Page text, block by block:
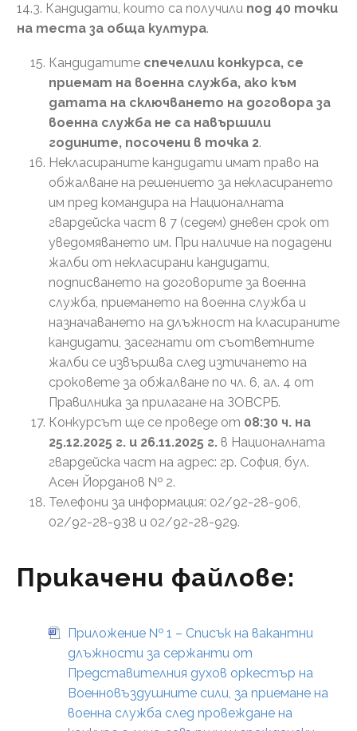
14.3. Кандидати, които са получили под 40 точки
на теста за обща култура.
Кандидатите спечелили конкурса, се
приемат на военна служба, ако към
датата на сключването на договора за
военна служба не са навършили
годините, посочени в точка 2.
Некласираните кандидати имат право на
обжалване на решението за некласирането
им пред командира на Националната
гвардейска част в 7 (седем) дневен срок от
уведомяването им. При наличие на подадени
жалби от некласирани кандидати,
подписването на договорите за военна
служба, приемането на военна служба и
назначаването на длъжност на класираните
кандидати, засегнати от съответните
жалби се извършва след изтичането на
сроковете за обжалване по чл. 6, ал. 4 от
Правилника за прилагане на ЗОВСРБ.
Конкурсът ще се проведе от 08:30 ч. на
25.12.2025 г. и 26.11.2025 г. в Националната
гвардейска част на адрес: гр. София, бул.
Асен Йорданов № 2.
Телефони за информация: 02/92-28-906,
02/92-28-938 и 02/92-28-929.
Прикачени файлове:
Приложение № 1 – Списък на вакантни
длъжности за сержанти от
Представителния духов оркестър на
Военновъздушните сили, за приемане на
военна служба след провеждане на